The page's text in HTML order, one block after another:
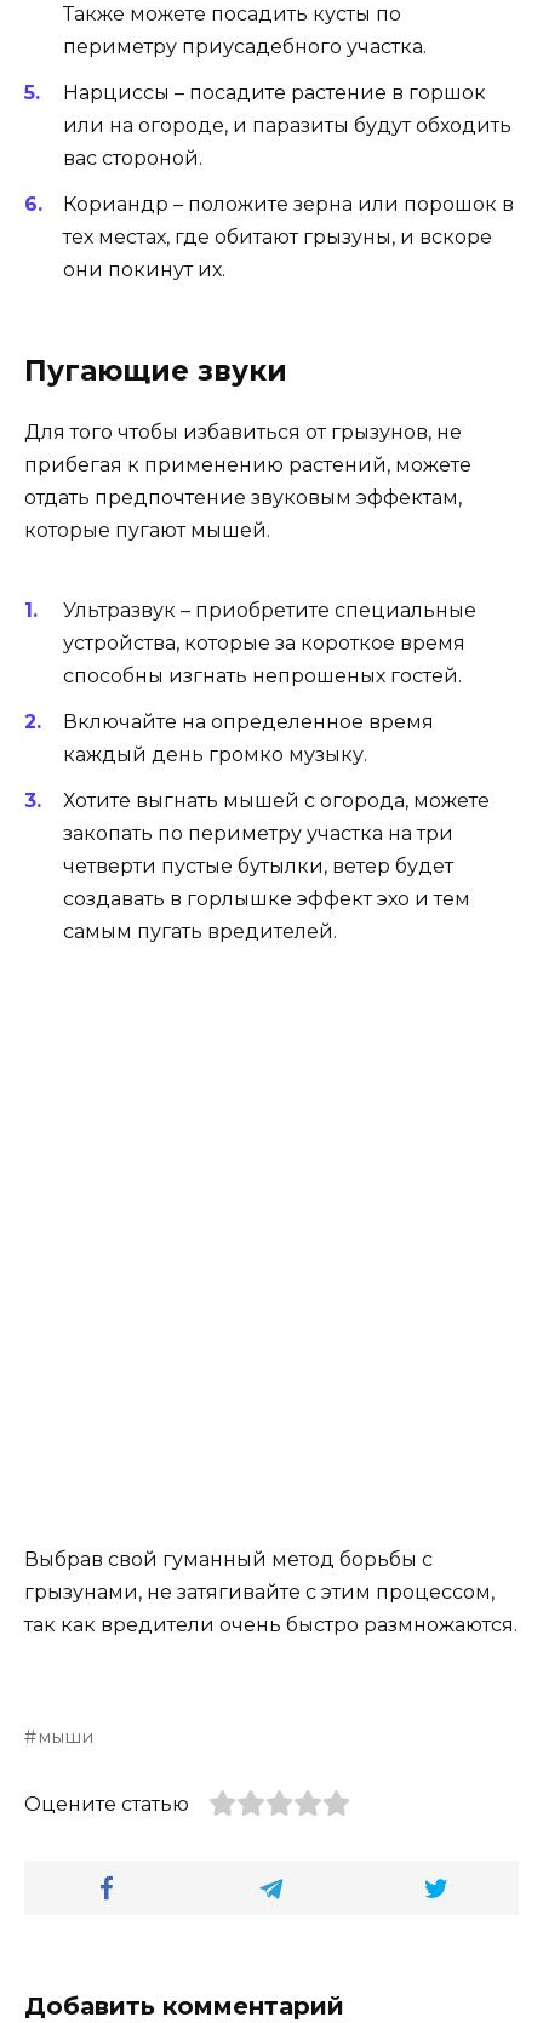
Также можете посадить кусты по
периметру приусадебного участка.
Нарциссы – посадите растение в горшок
или на огороде, и паразиты будут обходить
вас стороной.
Кориандр – положите зерна или порошок в
тех местах, где обитают грызуны, и вскоре
они покинут их.
Пугающие звуки
Для того чтобы избавиться от грызунов, не
прибегая к применению растений, можете
отдать предпочтение звуковым эффектам,
которые пугают мышей.
Ультразвук – приобретите специальные
устройства, которые за короткое время
способны изгнать непрошеных гостей.
Включайте на определенное время
каждый день громко музыку.
Хотите выгнать мышей с огорода, можете
закопать по периметру участка на три
четверти пустые бутылки, ветер будет
создавать в горлышке эффект эхо и тем
самым пугать вредителей.
Выбрав свой гуманный метод борьбы с
грызунами, не затягивайте с этим процессом,
так как вредители очень быстро размножаются.
мыши
Оцените статью
Добавить комментарий